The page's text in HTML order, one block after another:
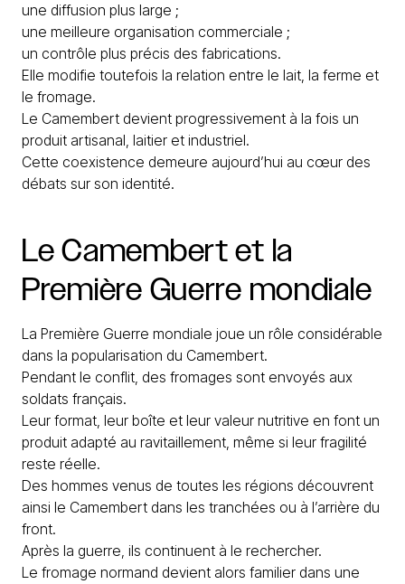
une diffusion plus large ;
une meilleure organisation commerciale ;
un contrôle plus précis des fabrications.
Elle modifie toutefois la relation entre le lait, la ferme et
le fromage.
Le Camembert devient progressivement à la fois un
produit artisanal, laitier et industriel.
Cette coexistence demeure aujourd’hui au cœur des
débats sur son identité.
LeCamembert et la
Première Guerre mondiale
La Première Guerre mondiale joue un rôle considérable
dans la popularisation du Camembert.
Pendant le conflit, des fromages sont envoyés aux
soldats français.
Leur format, leur boîte et leur valeur nutritive en font un
produit adapté au ravitaillement, même si leur fragilité
reste réelle.
Des hommes venus de toutes les régions découvrent
ainsi le Camembert dans les tranchées ou à l’arrière du
front.
Après la guerre, ils continuent à le rechercher.
Le fromage normand devient alors familier dans une